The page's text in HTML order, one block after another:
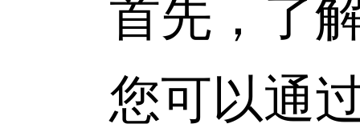
首先，了解
您可以通过